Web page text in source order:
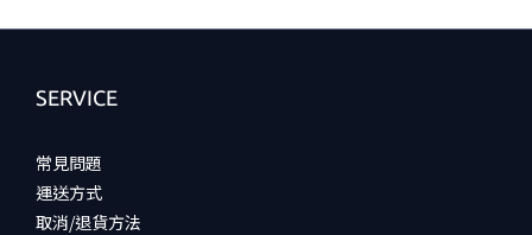
SERVICE
常見問題
運送方式
取消/退貨方法